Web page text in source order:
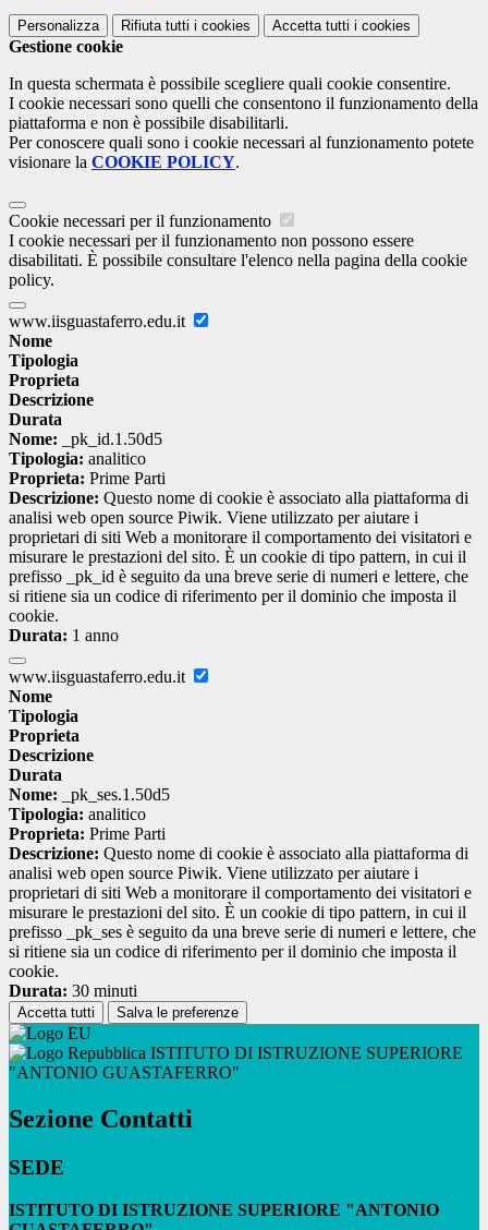
Personalizza Rifiuta tutti i cookies Accetta tutti i cookies
Gestione cookie
In questa schermata è possibile scegliere quali cookie consentire.
I cookie necessari sono quelli che consentono il funzionamento della
piattaforma e non è possibile disabilitarli.
Per conoscere quali sono i cookie necessari al funzionamento potete
visionare la COOKIE POLICY.
Cookie necessari per il funzionamento
I cookie necessari per il funzionamento non possono essere
disabilitati. È possibile consultare l'elenco nella pagina della cookie
policy.
www.iisguastaferro.edu.it
Nome
Tipologia
Proprieta
Descrizione
Durata
Nome: _pk_id.1.50d5
Tipologia: analitico
Proprieta: Prime Parti
Descrizione: Questo nome di cookie è associato alla piattaforma di
analisi web open source Piwik. Viene utilizzato per aiutare i
proprietari di siti Web a monitorare il comportamento dei visitatori e
misurare le prestazioni del sito. È un cookie di tipo pattern, in cui il
prefisso _pk_id è seguito da una breve serie di numeri e lettere, che
si ritiene sia un codice di riferimento per il dominio che imposta il
cookie.
Durata: 1 anno
www.iisguastaferro.edu.it
Nome
Tipologia
Proprieta
Descrizione
Durata
Nome: _pk_ses.1.50d5
Tipologia: analitico
Proprieta: Prime Parti
Descrizione: Questo nome di cookie è associato alla piattaforma di
analisi web open source Piwik. Viene utilizzato per aiutare i
proprietari di siti Web a monitorare il comportamento dei visitatori e
misurare le prestazioni del sito. È un cookie di tipo pattern, in cui il
prefisso _pk_ses è seguito da una breve serie di numeri e lettere, che
si ritiene sia un codice di riferimento per il dominio che imposta il
cookie.
Durata: 30 minuti
Accetta tutti Salva le preferenze
ISTITUTO DI ISTRUZIONE SUPERIORE
"ANTONIO GUASTAFERRO"
Sezione Contatti
SEDE
ISTITUTO DI ISTRUZIONE SUPERIORE "ANTONIO